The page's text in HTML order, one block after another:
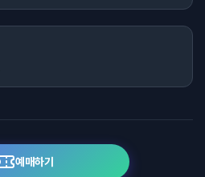
예매하기